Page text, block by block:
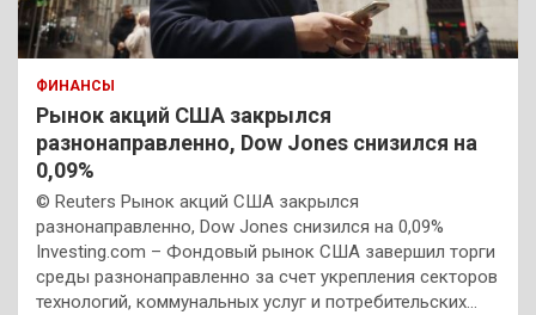
ФИНАНСЫ
Рынок акций США закрылся
разнонаправленно, Dow Jones снизился на
0,09%
© Reuters Рынок акций США закрылся
разнонаправленно, Dow Jones снизился на 0,09%
Investing.com – Фондовый рынок США завершил торги
среды разнонаправленно за счет укрепления секторов
технологий, коммунальных услуг и потребительских…